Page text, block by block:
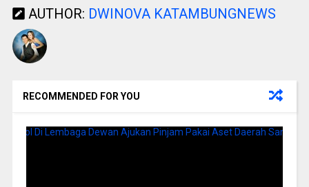
AUTHOR: DWINOVA KATAMBUNGNEWS
RECOMMENDED FOR YOU